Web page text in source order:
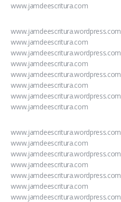
www.jamdeescritura.com
www.jamdeescritura.wordpress.com
www.jamdeescritura.com
www.jamdeescritura.wordpress.com
www.jamdeescritura.com
www.jamdeescritura.wordpress.com
www.jamdeescritura.com
www.jamdeescritura.wordpress.com
www.jamdeescritura.com
www.jamdeescritura.wordpress.com
www.jamdeescritura.com
www.jamdeescritura.wordpress.com
www.jamdeescritura.com
www.jamdeescritura.wordpress.com
www.jamdeescritura.com
www.jamdeescritura.wordpress.com